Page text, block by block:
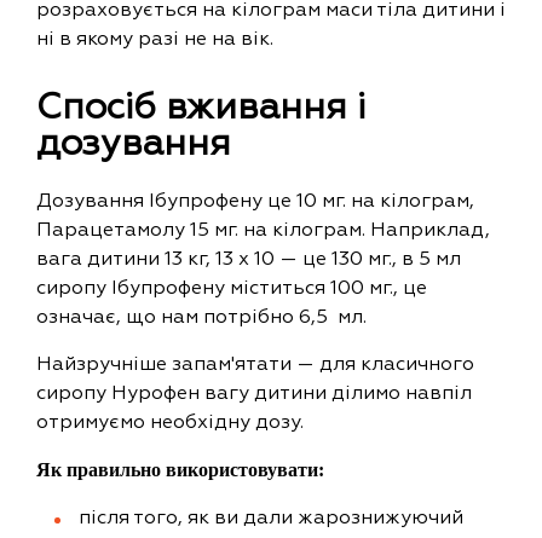
розраховується на кілограм маси тіла дитини і
ні в якому разі не на вік.
Спосіб вживання і
дозування
Дозування Ібупрофену це 10 мг. на кілограм,
Парацетамолу 15 мг. на кілограм. Наприклад,
вага дитини 13 кг, 13 х 10 — це 130 мг., в 5 мл
сиропу Ібупрофену міститься 100 мг., це
означає, що нам потрібно 6,5 мл.
Найзручніше запам'ятати — для класичного
сиропу Нурофен вагу дитини ділимо навпіл
отримуємо необхідну дозу.
Як правильно використовувати:
після того, як ви дали жарознижуючий